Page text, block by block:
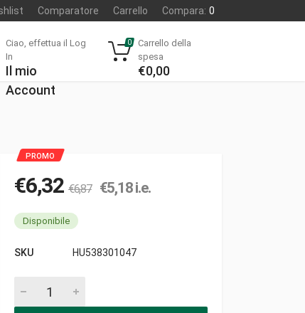
Comparatore Carrello Compara: 0
Ciao, effettua il Log
In
Il mio
Account
0
Carrello della
spesa
€0,00
€6,32 €6,87 €5,18i.e.
Disponibile
SKU HU538301047